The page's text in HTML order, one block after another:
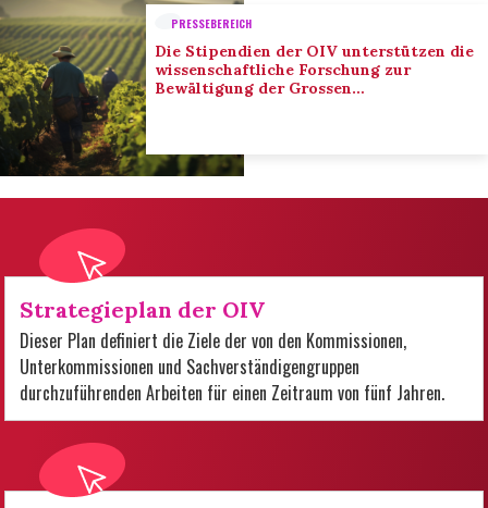
PRESSEBEREICH
Die Stipendien der OIV unterstützen die
wissenschaftliche Forschung zur
Bewältigung der Grossen
Strategieplan der OIV
Dieser Plan definiert die Ziele der von den Kommissionen,
Unterkommissionen und Sachverständigengruppen
durchzuführenden Arbeiten für einen Zeitraum von fünf Jahren.